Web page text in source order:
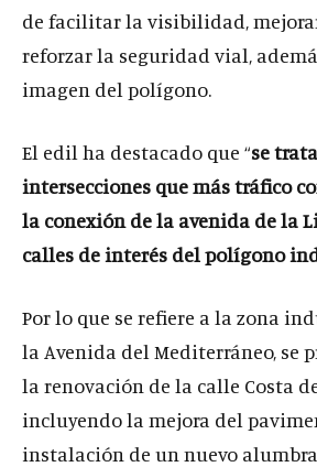
de facilitar la visibilidad,
reforzar la seguridad vial,
imagen del polígono.
El edil ha destacado que “se
intersecciones que más tráfico
la conexión de la avenida de la
calles de interés del polígono
Por lo que se refiere a la zona
la Avenida del Mediterráneo, se
la renovación de la calle Costa
incluyendo la mejora del
instalación de un nuevo